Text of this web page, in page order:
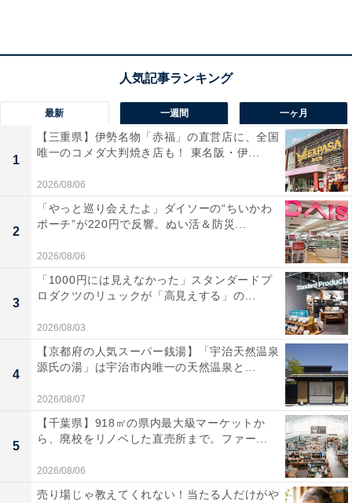
交通手段：
・JR鶴岡駅より車で20分・バスで45分
・庄内空港及びICより車で10分
※料金は公式Webサイト参考価格
※プラン・部屋により価格は変動します
チェックイン・チェックアウト
チェックイン：15:00
チェックアウト：11:00
※プランにより時間が異なる可能性があります
あわせて読みたい
【山形県の人気ホテル】「奥湯野浜温泉 龍の
湯」は贅沢な湯巡りが楽しめる静かな一軒宿
最新 一週間 一ヶ月
1
【三重県】伊勢名物「赤福」の直営店に、全国
唯一のコメダ大判焼き店も！ 東名阪・伊...
2026/08/06
2
「やっと巡り会えたよ」ダイソーの“ちいかわ
ポーチ”が220円で反響。ぬい活＆防災...
2026/08/06
3
「1000円には見えなかった」スタンダードプ
ロダクツのリュックが「高見えする」の...
2026/08/03
4
【京都府の人気スーパー銭湯】「宇治天然温泉
源氏の湯」は宇治市内唯一の天然温泉と...
2026/08/07
5
【千葉県】918㎡の県内最大級マーケットか
ら、廃校をリノベした直売所まで。ファー...
2026/08/06
売り場じゃ教えてくれない！当たる人だけがや